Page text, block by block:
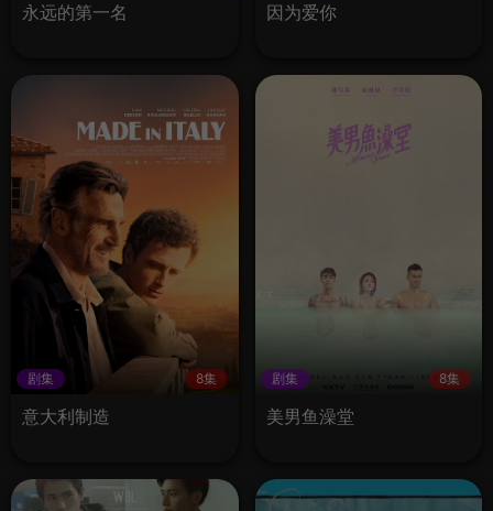
永远的第一名 因为爱你
剧集 8集
意大利制造
剧集 8集
美男鱼澡堂